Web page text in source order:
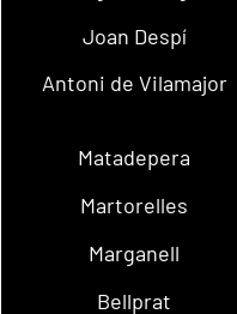
Joan Despí
Antoni de Vilamajor
Matadepera
Martorelles
Marganell
Bellprat